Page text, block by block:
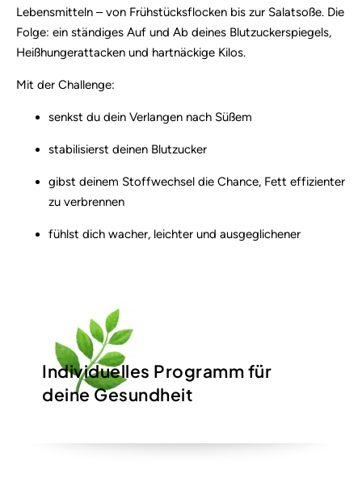
Lebensmitteln – von Frühstücksflocken bis zur Salatsoße. Die
Folge: ein ständiges Auf und Ab deines Blutzuckerspiegels,
Heißhungerattacken und hartnäckige Kilos.
Mit der Challenge:
senkst du dein Verlangen nach Süßem
stabilisierst deinen Blutzucker
gibst deinem Stoffwechsel die Chance, Fett effizienter
zu verbrennen
fühlst dich wacher, leichter und ausgeglichener
Individuelles Programm für
deine Gesundheit